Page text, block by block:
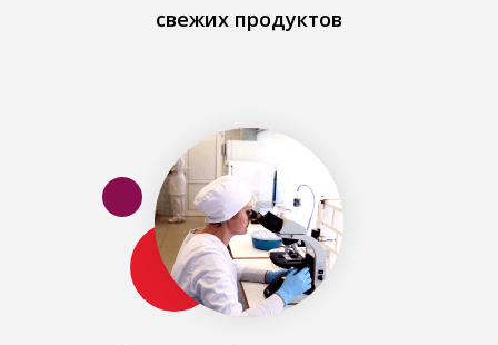
свежих продуктов